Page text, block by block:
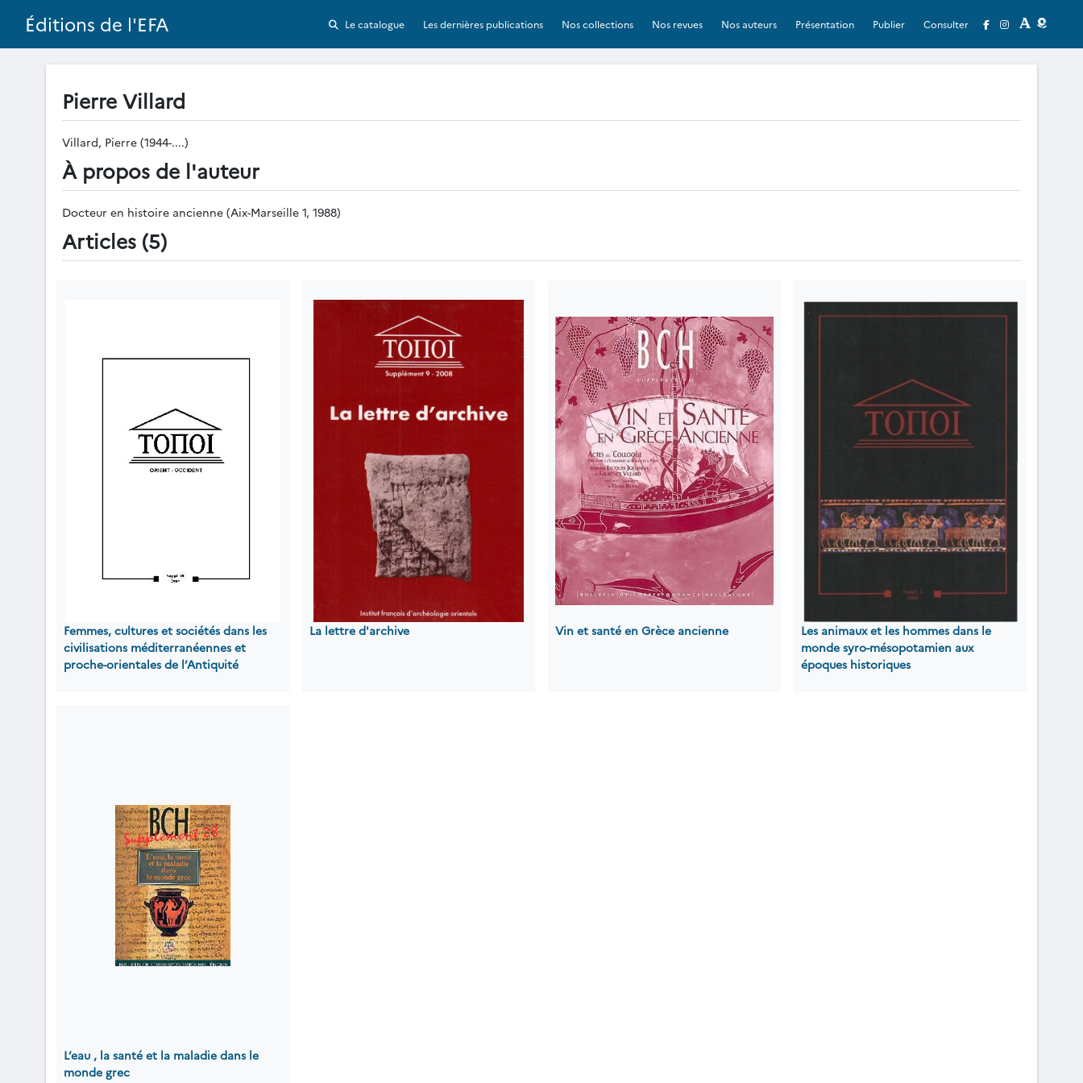
Éditions de l'EFA Le catalogue Les dernières publications Nos collections Nos revues Nos auteurs Présentation Publier Consulter
Pierre Villard
Villard, Pierre (1944-....)
À propos de l'auteur
Docteur en histoire ancienne (Aix-Marseille 1, 1988)
Articles (5)
Femmes, cultures et sociétés dans les
civilisations méditerranéennes et
proche-orientales de l’Antiquité
La lettre d'archive Vin et santé en Grèce ancienne
Les animaux et les hommes dans le
monde syro-mésopotamien aux
époques historiques
L’eau , la santé et la maladie dans le
monde grec